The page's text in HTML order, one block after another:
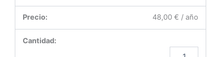
48,00€ / año